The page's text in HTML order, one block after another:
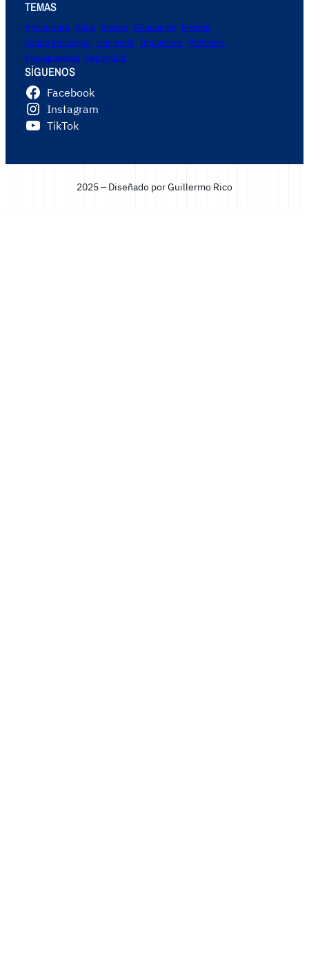
TEMAS
Agricultura Agua Basura Educación Fiestas
Grupo Municipal Hacienda Impuestos Pedanías
Presupuestos Seguridad
SÍGUENOS
Facebook
Instagram
TikTok
2025 – Diseñado por Guillermo Rico